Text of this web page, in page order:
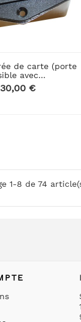
de carte (porte
avec...
Prix
30,00 €
1-8 de 74